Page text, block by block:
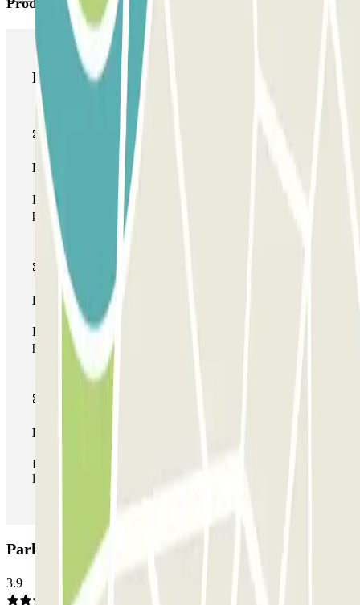
Productos de Parclick
Pase básico
Durante tu estancia podrás entrar y salir una única vez al
parking
Pase multiparking
Durante tu estancia podrás hacer uso de toda la red de
parkings de este operador disponibles en Parclick.
Pase ilimitado
Durante tu estancia podrás entrar y salir del parking todas
las veces que quieras.
Parking Enam 70 - Sagrada Familia: Opiniones
3.9